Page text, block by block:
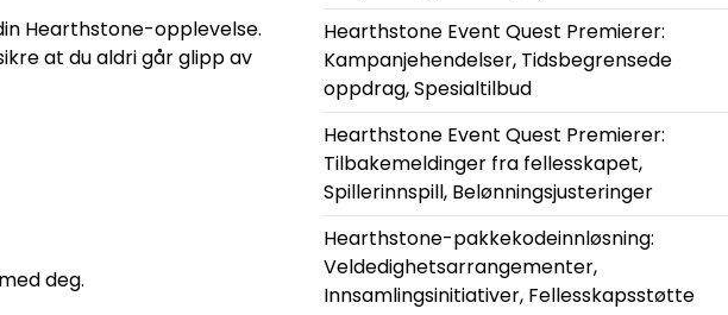
Hearthstone-opplevelse.
at du aldri går glipp av
deg.
Hearthstone Event Quest Premierer:
Kampanjehendelser, Tidsbegrensede
oppdrag, Spesialtilbud
Hearthstone Event Quest Premierer:
Tilbakemeldinger fra fellesskapet,
Spillerinnspill, Belønningsjusteringer
Hearthstone-pakkekodeinnløsning:
Veldedighetsarrangementer,
Innsamlingsinitiativer, Fellesskapsstøtte